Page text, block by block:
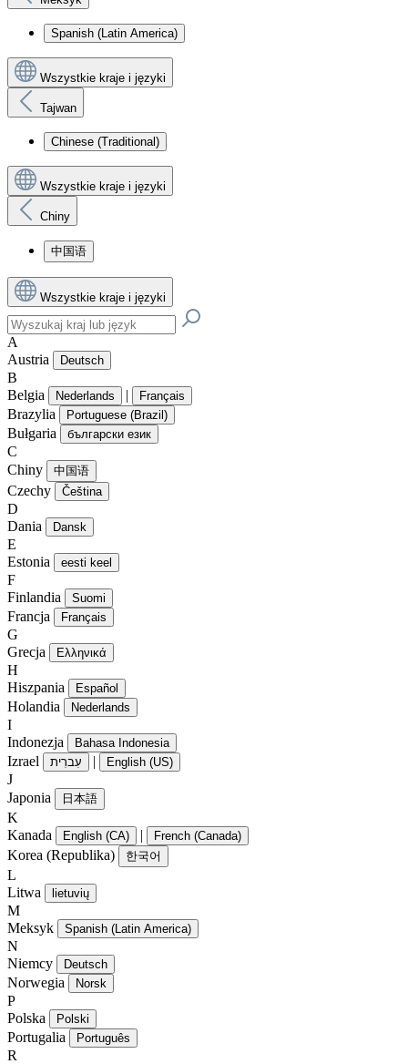
Spanish (Latin America)
Wszystkie kraje i języki
Tajwan
Chinese (Traditional)
Wszystkie kraje i języki
Chiny
中国语
Wszystkie kraje i języki
A
Austria
Deutsch
B
Belgia
Nederlands | Français
Brazylia Portuguese (Brazil)
Bułgaria български език
C
Chiny
中国语
Czechy Čeština
D
Dania
Dansk
E
Estonia
eesti keel
F
Finlandia
Suomi
Francja Français
G
Grecja
Ελληνικά
H
Hiszpania
Español
Holandia Nederlands
I
Indonezja
Bahasa Indonesia
Izrael עִברִית | English (US)
J
Japonia
日本語
K
Kanada
English (CA) | French (Canada)
Korea (Republika) 한국어
L
Litwa
lietuvių
M
Meksyk
Spanish (Latin America)
N
Niemcy
Deutsch
Norwegia Norsk
P
Polska
Polski
Portugalia Português
R